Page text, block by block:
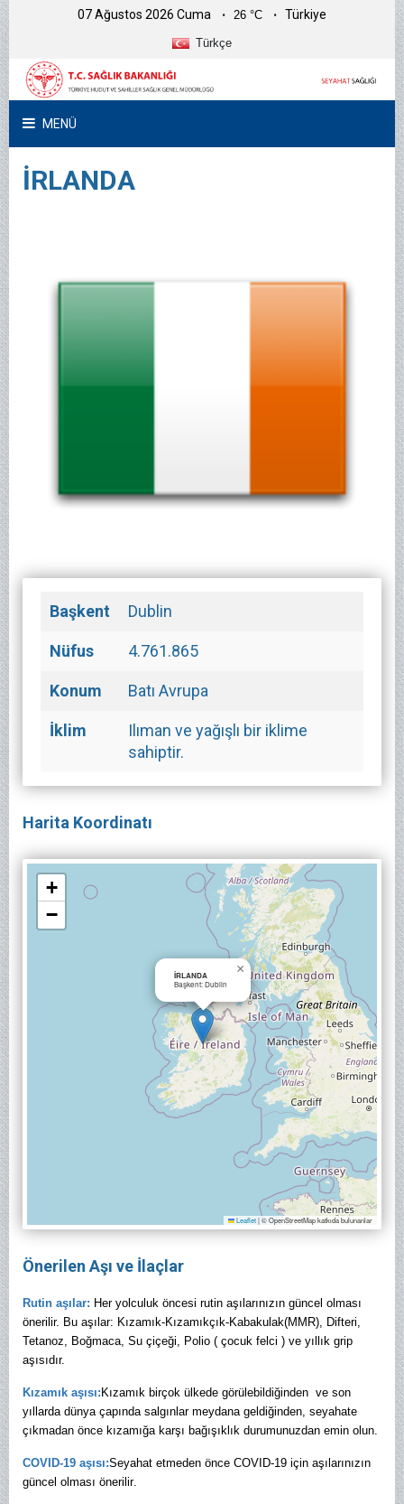
07 Ağustos 2026 Cuma 26 °C Türkiye
Türkçe
MENÜ
İRLANDA
Başkent Dublin
Nüfus 4.761.865
Konum Batı Avrupa
İklim
Ilıman ve yağışlı bir iklime
sahiptir.
Harita Koordinatı
İRLANDA
Başkent: Dublin
×
+
−
Leaflet|© OpenStreetMap katkıda bulunanlar
Önerilen Aşı ve İlaçlar
Rutin aşılar: Her yolculuk öncesi rutin aşılarınızın güncel olması
önerilir. Bu aşılar: Kızamık-Kızamıkçık-Kabakulak(MMR), Difteri,
Tetanoz, Boğmaca, Su çiçeği, Polio ( çocuk felci ) ve yıllık grip
aşısıdır.
Kızamık aşısı: Kızamık birçok ülkede görülebildiğinden ve son
yıllarda dünya çapında salgınlar meydana geldiğinden, seyahate
çıkmadan önce kızamığa karşı bağışıklık durumunuzdan emin olun.
COVID-19 aşısı:Seyahat etmeden önce COVID-19 için aşılarınızın
güncel olması önerilir.